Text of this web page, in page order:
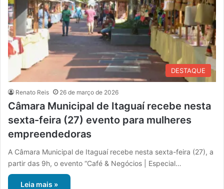
DESTAQUE
Renato Reis 26 de março de 2026
Câmara Municipal de Itaguaí recebe nesta
sexta-feira (27) evento para mulheres
empreendedoras
A Câmara Municipal de Itaguaí recebe nesta sexta-feira (27), a
partir das 9h, o evento “Café & Negócios | Especial…
Leia mais »